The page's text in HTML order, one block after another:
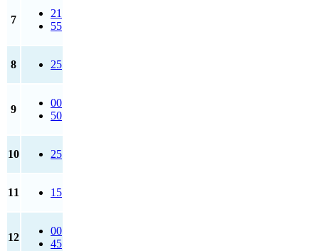
7
21
55
8 25
9
00
50
10 25
11 15
12
00
45